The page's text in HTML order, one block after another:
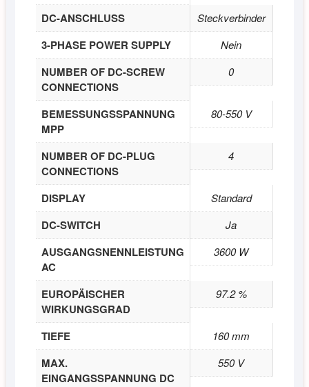
DC-ANSCHLUSS Steckverbinder
3-PHASE POWER SUPPLY Nein
NUMBER OF DC-SCREW
CONNECTIONS
0
BEMESSUNGSSPANNUNG
MPP
80-550 V
NUMBER OF DC-PLUG
CONNECTIONS
4
DISPLAY Standard
DC-SWITCH Ja
AUSGANGSNENNLEISTUNG
AC
3600 W
EUROPÄISCHER
WIRKUNGSGRAD
97.2 %
TIEFE 160 mm
MAX.
EINGANGSSPANNUNG DC
550 V